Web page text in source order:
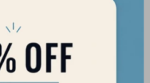
Kingpin Trucks